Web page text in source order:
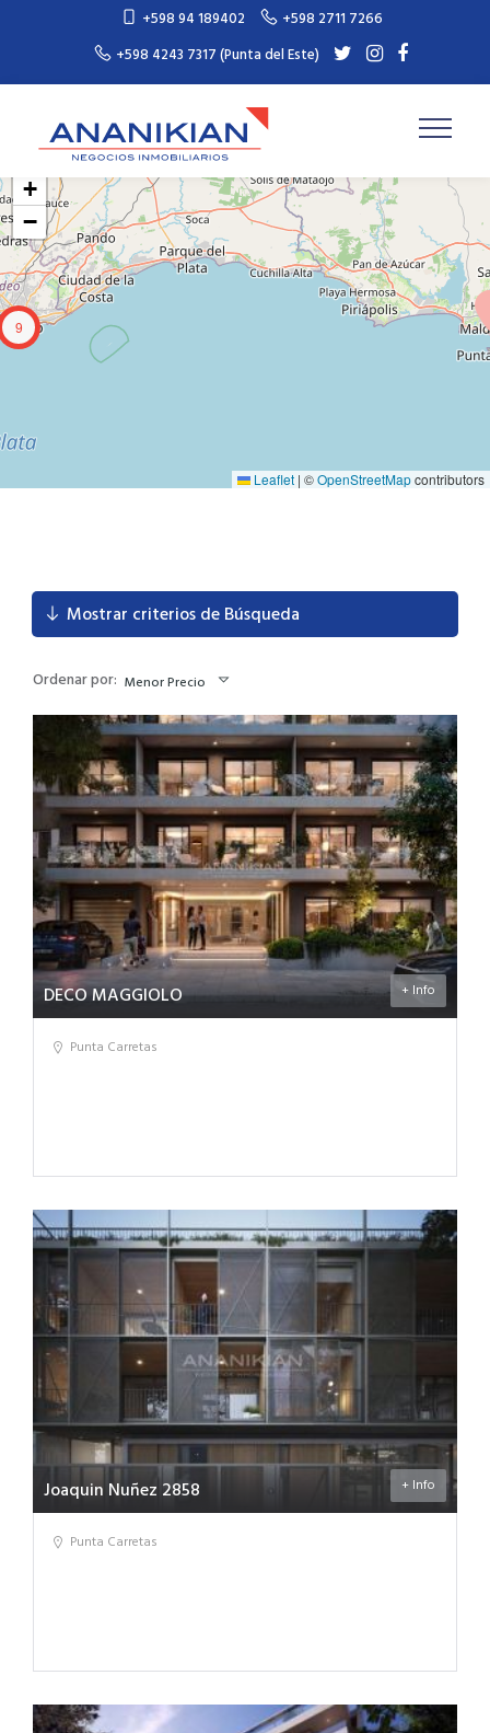
+598 94 189402
+598 2711 7266
+598 4243 7317 (Punta del Este)
9
+
−
Leaflet | ©OpenStreetMapcontributors
Mostrar criterios de Búsqueda
Ordenar por: Menor Precio
DECO MAGGIOLO + Info
Punta Carretas
Joaquin Nuñez 2858 + Info
Punta Carretas